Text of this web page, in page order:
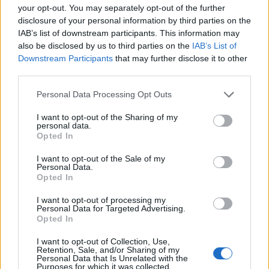
your opt-out. You may separately opt-out of the further
disclosure of your personal information by third parties on the
IAB’s list of downstream participants. This information may
also be disclosed by us to third parties on the IAB’s List of
Downstream Participants that may further disclose it to other
Personal Data Processing Opt Outs
I want to opt-out of the Sharing of my
personal data.
Opted In
I want to opt-out of the Sale of my
Personal Data.
Opted In
I want to opt-out of processing my
Personal Data for Targeted Advertising.
Opted In
I want to opt-out of Collection, Use,
Retention, Sale, and/or Sharing of my
Personal Data that Is Unrelated with the
Purposes for which it was collected.
Edellinen artikkeli
Nuorten Leijonien kentälliset
Suomi voittojen tiellä?
Seuraava artikkeli
LIITTYVÄT ARTIKKELIT LISÄÄ TEKIJÄLTÄ
Aleksander Barkov tekee paluun
kaukaloon